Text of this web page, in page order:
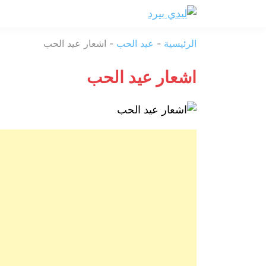
بيرد
الرئيسية - عيد الحب - اشعار عيد الحب
اشعار عيد الحب